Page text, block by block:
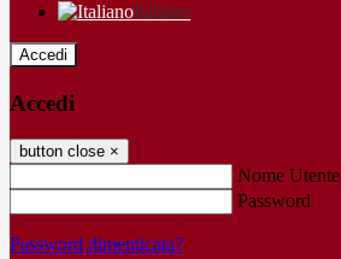
Italiano
Accedi
Accedi
button close ×
Nome Utente
Password
Password dimenticata?